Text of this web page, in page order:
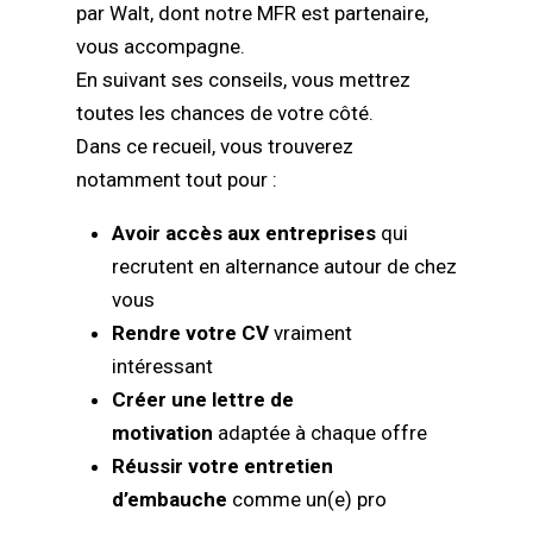
par Walt, dont notre MFR est partenaire,
vous accompagne.
En suivant ses conseils, vous mettrez
toutes les chances de votre côté.
Dans ce recueil, vous trouverez
notamment tout pour :
Avoir accès aux entreprises qui
recrutent en alternance autour de chez
vous
Rendre votre CV vraiment
intéressant
Créer une lettre de
motivation adaptée à chaque offre
Réussir votre entretien
d’embauche comme un(e) pro